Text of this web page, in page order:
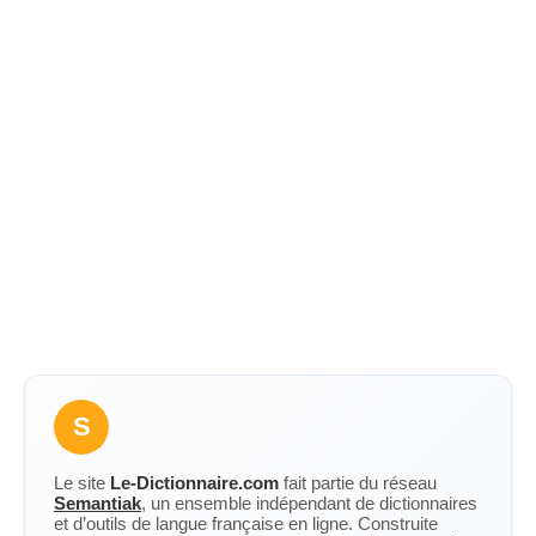
S
Le site Le-Dictionnaire.com fait partie du réseau
Semantiak, un ensemble indépendant de dictionnaires
et d’outils de langue française en ligne. Construite